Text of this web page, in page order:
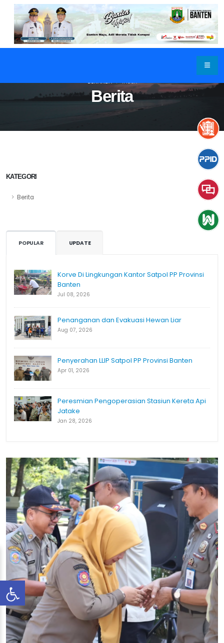
Berita
BERANDA INDEX
KATEGORI
Berita
POPULAR UPDATE
Korve Di Lingkungan Kantor Satpol PP Provinsi
Banten
Jul 08, 2026
Penanganan dan Evakuasi Hewan Liar
Aug 07, 2026
Penyerahan LLIP Satpol PP Provinsi Banten
Apr 01, 2026
Peresmian Pengoperasian Stasiun Kereta Api
Jatake
Jan 28, 2026